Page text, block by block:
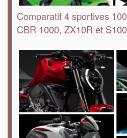
Comparatif 4 sportives
CBR 1000, ZX10R et